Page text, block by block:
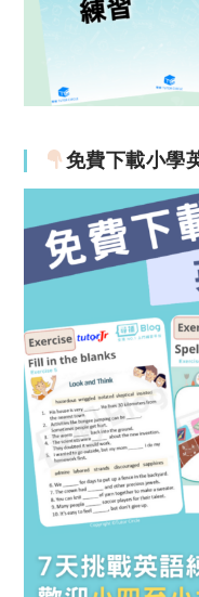
免費下載小學